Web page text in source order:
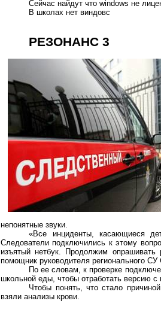
Сейчас найдут чтоwindows не
В школах нетвиндовс
РЕЗОНАНС 3
непонятные звуки.
«Все инциденты, касающиеся
Следователи подключились к этому
изъятыйнетбук. Продолжим опрашивать
помощник руководителя регионального
По ее словам, к проверке
школьной еды, чтобы отработать версию
Чтобы понять, что стало
взяли анализы крови.